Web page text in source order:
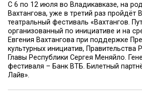
C 6 по 12 июля во Владикавказе, на
Вахтангова, уже в третий раз пройдёт
театральный фестиваль «Вахтангов.
организованный по инициативе и на
Евгения Вахтангова при поддержке
культурных инициатив, Правительства
Главы Республики Сергея Меняйло.
фестиваля – Банк ВТБ. Билетный
Лайв».